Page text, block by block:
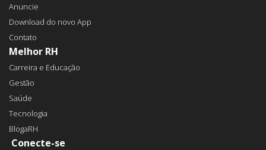
Anuncie
Download do novo App
Contato
Melhor RH
Carreira e Educação
Gestão
Saúde
Tecnologia
BlogaRH
Conecte-se